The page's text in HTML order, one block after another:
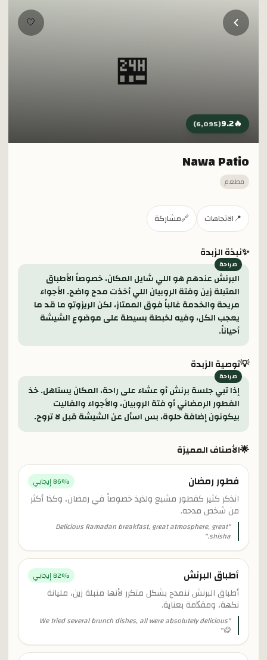
تخطي إلى المحتوى الرئيسي
🏪
🤍
🔥
9.2
(
6,095
)
Nawa Patio
مطعم
📍الاتجاهات 🔗مشاركة
✨نبذة الزبدة
البرنش عندهم هو اللي شايل المكان، خصوصاً الأطباق
المتبلة زين وفتة الروبيان اللي أخذت مدح واضح. الأجواء
مريحة والخدمة غالباً فوق الممتاز، لكن الريزوتو ما قد ما
يعجب الكل، وفيه لخبطة بسيطة على موضوع الشيشة
أحياناً.
💡توصية الزبدة
إذا تبي جلسة برنش أو عشاء على راحة، المكان يستاهل. خذ
الفطور الرمضاني أو فتة الروبيان، والأجواء والفاليت
بيكونون إضافة حلوة، بس اسأل عن الشيشة قبل لا تروح.
🌟الأصناف المميزة
فطور رمضان 86% إيجابي
انذكر كثير كفطور مشبع ولذيذ خصوصاً في رمضان، وكذا أكثر
من شخص مدحه.
"
Delicious Ramadan breakfast, great atmosphere, great
shisha.
"
أطباق البرنش 82% إيجابي
أطباق البرنش تنمدح بشكل متكرر لأنها متبلة زين، مليانة
نكهة، ومقدّمة بعناية.
"
We tried several brunch dishes, all were absolutely delicious
😋
"